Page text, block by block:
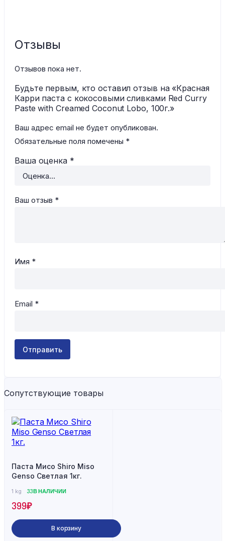
Отзывы
Отзывов пока нет.
Будьте первым, кто оставил отзыв на «Красная
Карри паста с кокосовыми сливками Red Curry
Paste with Creamed Coconut Lobo, 100г.»
Ваш адрес email не будет опубликован.
Обязательные поля помечены *
Ваша оценка *
Ваш отзыв *
Имя *
Email *
Сопутствующие товары
Паста Мисо Shiro Miso
Genso Светлая 1кг.
1 kg 33 В НАЛИЧИИ
399₽
В корзину